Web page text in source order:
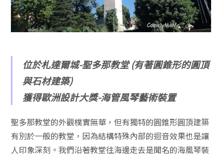
位於札達爾城-聖多那教堂 (有著圓錐形的圓頂
與石材建築)
獲得歐洲設計大獎-海管風琴藝術裝置
聖多那教堂的外觀樸實無華，但有獨特的圓錐形圓頂建築
有別於一般的教堂，因為結構特殊內部的迴音效果也是讓
人印象深刻。我們沿著教堂往海邊走去是聞名的海風琴裝